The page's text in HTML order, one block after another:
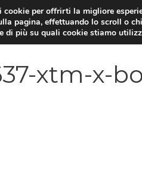
xtm-x-
cookie per offrirti la migliore
pagina, effettuando lo scroll o
di più su quali cookie stiamo